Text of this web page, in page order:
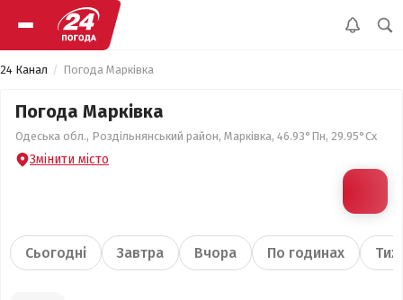
24 Канал Погода Марківка
Погода Марківка
Одеська обл., Роздільнянський район, Марківка, 46.93°Пн, 29.95°Сх
Змінити місто
Сьогодні Завтра Вчора По годинах